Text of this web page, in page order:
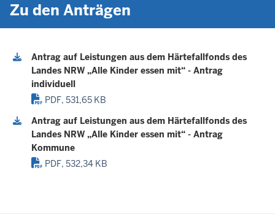
Zu den Anträgen
Antrag auf Leistungen aus dem Härtefallfonds des
Landes NRW „Alle Kinder essen mit“ - Antrag
individuell
PDF, 531,65 KB
Antrag auf Leistungen aus dem Härtefallfonds des
Landes NRW „Alle Kinder essen mit“ - Antrag
Kommune
PDF, 532,34 KB